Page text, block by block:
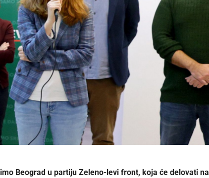
Beograd u partiju Zeleno-levi front, koja će delovati na